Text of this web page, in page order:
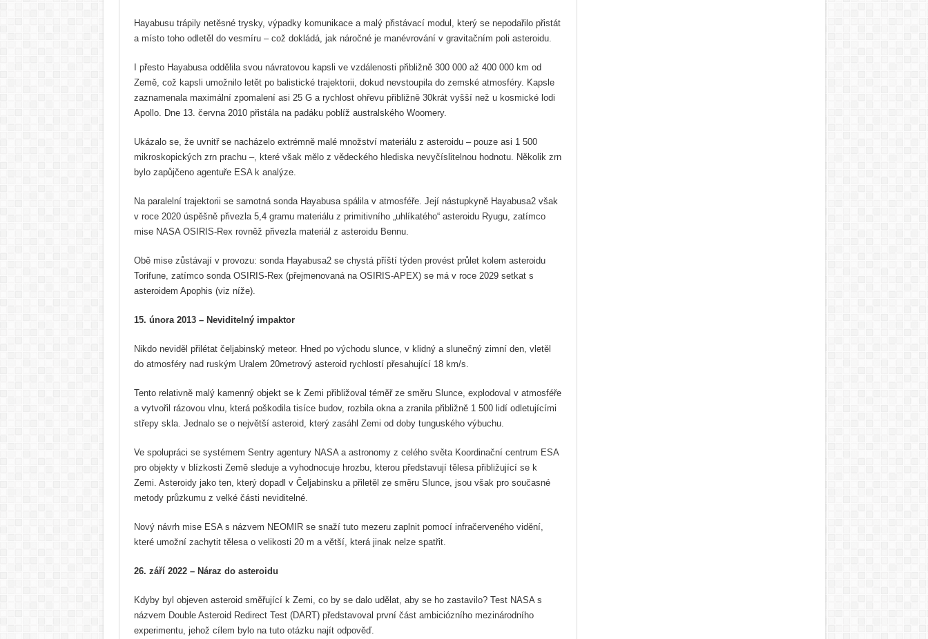
Hayabusu trápily netěsné trysky, výpadky komunikace a malý přistávací modul, který se nepodařilo přistát
a místo toho odletěl do vesmíru – což dokládá, jak náročné je manévrování v gravitačním poli asteroidu.
I přesto Hayabusa oddělila svou návratovou kapsli ve vzdálenosti přibližně 300 000 až 400 000 km od
Země, což kapsli umožnilo letět po balistické trajektorii, dokud nevstoupila do zemské atmosféry. Kapsle
zaznamenala maximální zpomalení asi 25 G a rychlost ohřevu přibližně 30krát vyšší než u kosmické lodi
Apollo. Dne 13. června 2010 přistála na padáku poblíž australského Woomery.
Ukázalo se, že uvnitř se nacházelo extrémně malé množství materiálu z asteroidu – pouze asi 1 500
mikroskopických zrn prachu –, které však mělo z vědeckého hlediska nevyčíslitelnou hodnotu. Několik zrn
bylo zapůjčeno agentuře ESA k analýze.
Na paralelní trajektorii se samotná sonda Hayabusa spálila v atmosféře. Její nástupkyně Hayabusa2 však
v roce 2020 úspěšně přivezla 5,4 gramu materiálu z primitivního „uhlíkatého“ asteroidu Ryugu, zatímco
mise NASA OSIRIS-Rex rovněž přivezla materiál z asteroidu Bennu.
Obě mise zůstávají v provozu: sonda Hayabusa2 se chystá příští týden provést průlet kolem asteroidu
Torifune, zatímco sonda OSIRIS-Rex (přejmenovaná na OSIRIS-APEX) se má v roce 2029 setkat s
asteroidem Apophis (viz níže).
15. února 2013 – Neviditelný impaktor
Nikdo neviděl přilétat čeljabinský meteor. Hned po východu slunce, v klidný a slunečný zimní den, vletěl
do atmosféry nad ruským Uralem 20metrový asteroid rychlostí přesahující 18 km/s.
Tento relativně malý kamenný objekt se k Zemi přibližoval téměř ze směru Slunce, explodoval v atmosféře
a vytvořil rázovou vlnu, která poškodila tisíce budov, rozbila okna a zranila přibližně 1 500 lidí odletujícími
střepy skla. Jednalo se o největší asteroid, který zasáhl Zemi od doby tunguského výbuchu.
Ve spolupráci se systémem Sentry agentury NASA a astronomy z celého světa Koordinační centrum ESA
pro objekty v blízkosti Země sleduje a vyhodnocuje hrozbu, kterou představují tělesa přibližující se k
Zemi. Asteroidy jako ten, který dopadl v Čeljabinsku a přiletěl ze směru Slunce, jsou však pro současné
metody průzkumu z velké části neviditelné.
Nový návrh mise ESA s názvem NEOMIR se snaží tuto mezeru zaplnit pomocí infračerveného vidění,
které umožní zachytit tělesa o velikosti 20 m a větší, která jinak nelze spatřit.
26. září 2022 – Náraz do asteroidu
Kdyby byl objeven asteroid směřující k Zemi, co by se dalo udělat, aby se ho zastavilo? Test NASA s
názvem Double Asteroid Redirect Test (DART) představoval první část ambiciózního mezinárodního
experimentu, jehož cílem bylo na tuto otázku najít odpověď.